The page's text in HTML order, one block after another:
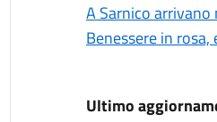
A Sarnico
Benessere in
Ultimo